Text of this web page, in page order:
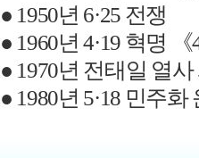
● 1950년 6·25 전쟁
● 1960년4·19 혁명 《
● 1970년 전태일 열
● 1980년 5·18 민주화